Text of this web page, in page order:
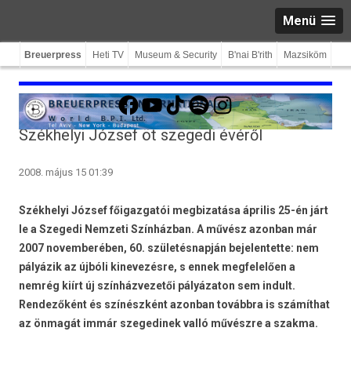
Menü
Breuerpress Heti TV Museum & Security B'nai B'rith Mazsiköm
Facebook
YouTube
TikTokSpotifyInstagram
Székhelyi József öt szegedi évéről
2008. május 15 01:39
Székhelyi József főigazgatói megbizatása április 25-én járt
le a Szegedi Nemzeti Színházban. A művész azonban már
2007 novemberében, 60. születésnapján bejelentette: nem
pályázik az újbóli kinevezésre, s ennek megfelelően a
nemrég kiírt új színházvezetői pályázaton sem indult.
Rendezőként és színészként azonban továbbra is számíthat
az önmagát immár szegedinek valló művészre a szakma.